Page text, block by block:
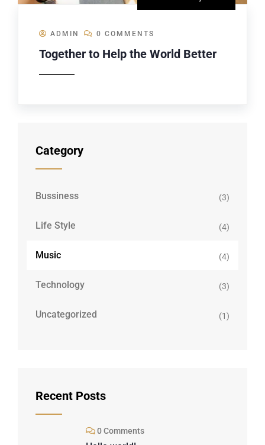
ADMIN 0 COMMENTS
Together to Help the World Better
Category
Bussiness (3)
Life Style (4)
Music (4)
Technology (3)
Uncategorized (1)
Recent Posts
0 Comments